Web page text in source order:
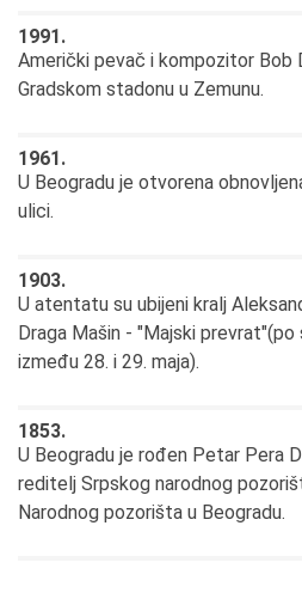
1991.
Američki pevač i kompozitor Bob
Gradskom stadonu u Zemunu.
1961.
U Beogradu je otvorena
ulici.
1903.
U atentatu su ubijeni kralj
Draga Mašin - "Majski
između 28. i 29. maja).
1853.
U Beogradu je rođen Petar Pera
reditelj Srpskog narodnog
Narodnog pozorišta u Beogradu.